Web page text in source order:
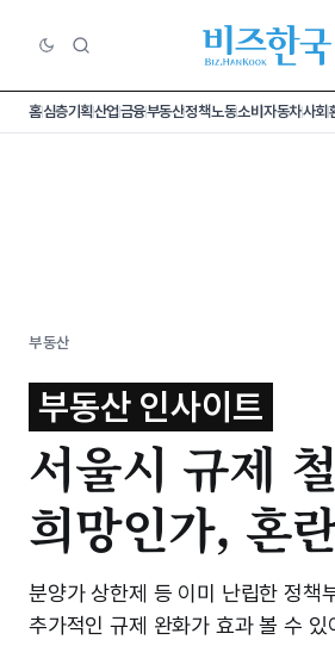
홈심층기획산업금융부동산정책노동소비 자동차사회
부동산
부동산 인사이트
서울시 규제
희망인가, 혼
분양가 상한제 등 이미 난립한 정책
추가적인 규제 완화가 효과 볼 수 있